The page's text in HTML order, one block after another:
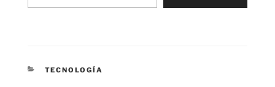
CATEGORÍAS
TECNOLOGÍA